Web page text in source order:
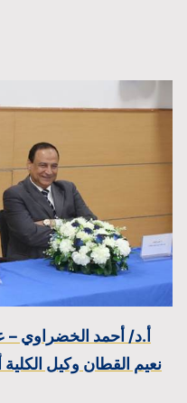
أ.د/ أحمد الخضراوي –
نعيم القطان وكيل